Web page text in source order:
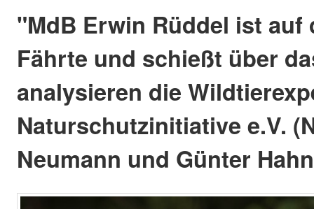
"MdB Erwin Rüddel ist auf
Fährte und schießt über
analysieren die
Naturschutzinitiative e.V.
Neumann und Günter